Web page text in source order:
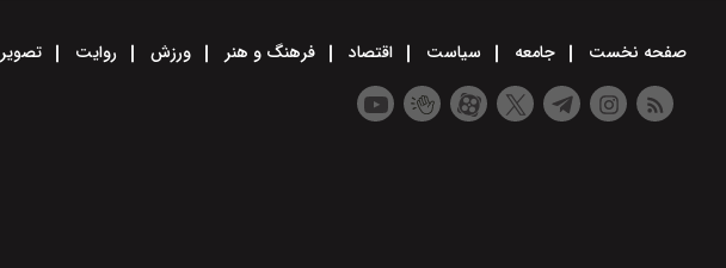
صفحه نخست جامعه سیاست اقتصاد فرهنگ و هنر ورزش روایت تصویر